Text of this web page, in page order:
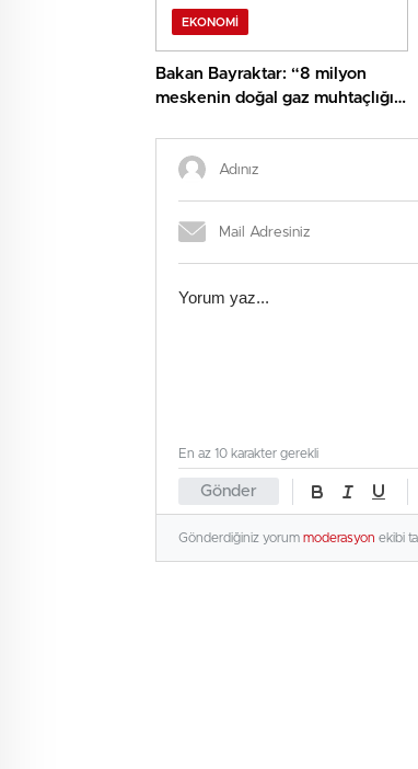
EKONOMI
Bakan Bayraktar: “8 milyon
meskenin doğal gaz muhtaçlığı
Gönder
En az 10 karakter gerekli
Gönderdiğiniz yorum moderasyon ekibi